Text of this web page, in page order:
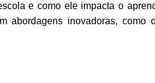
e como ele impacta o
abordagens inovadoras,